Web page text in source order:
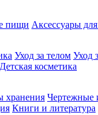
пищи Аксессуары
Уход за телом Уход
Детская косметика
хранения Чертежные
Книги и литература